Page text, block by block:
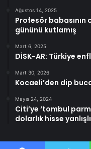
Ağustos 14, 2025
Profesör
gününü kutlamış
Mart 6, 2025
DİSK-AR: Türkiye
Mart 30, 2026
Kocaeli’den dip
Mayıs 24, 2024
Citi’ye ‘tombul
dolarlık hisse